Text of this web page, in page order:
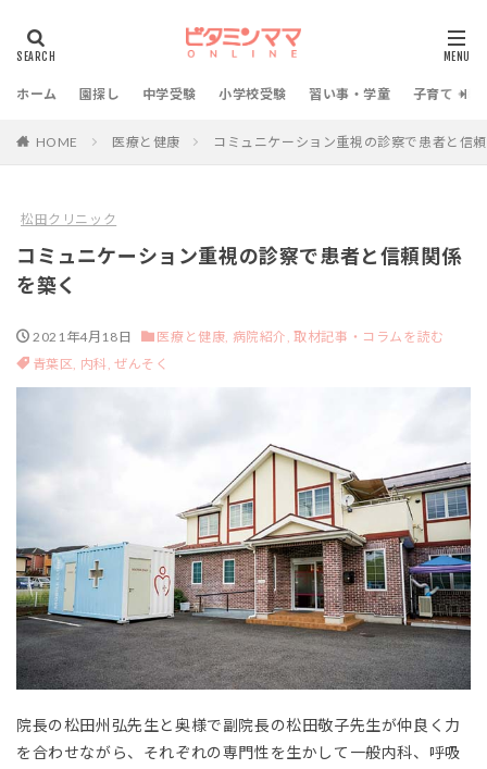
ホーム 園探し 中学受験 小学校受験 習い事・学童 子育て・教
HOME 医療と健康 コミュニケーション重視の診察で患者と信
松田クリニック
コミュニケーション重視の診察で患者と信頼関係
を築く
2021年4月18日 医療と健康, 病院紹介, 取材記事・コラムを読む
青葉区, 内科,ぜんそく
院長の松田州弘先生と奥様で副院長の松田敬子先生が仲良く力
を合わせながら、それぞれの専門性を生かして一般内科、呼吸